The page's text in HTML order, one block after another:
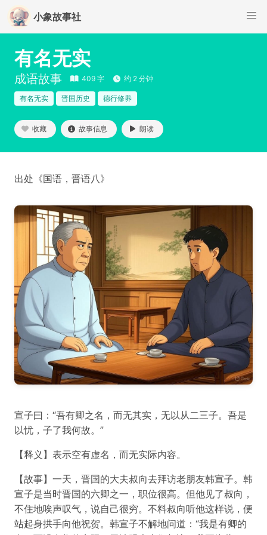
小象故事社
有名无实
成语故事 409 字 约 2 分钟
有名无实 晋国历史 德行修养
收藏 故事信息 朗读
出处《国语，晋语八》
宣子曰：“吾有卿之名，而无其实，无以从二三子。吾是
以忧，子了我何故。”
【释义】表示空有虚名，而无实际内容。
【故事】一天，晋国的大夫叔向去拜访老朋友韩宣子。韩
宣子是当时晋国的六卿之一，职位很高。但他见了叔向，
不住地唉声叹气，说自己很穷。不料叔向听他这样说，便
站起身拱手向他祝贺。韩宣子不解地问道：“我是有卿的